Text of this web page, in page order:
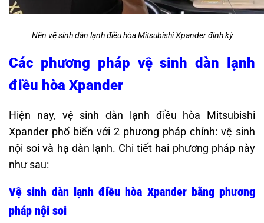
Nên vệ sinh dàn lạnh điều hòa Mitsubishi Xpander định kỳ
Các phương pháp vệ sinh dàn lạnh
điều hòa Xpander
Hiện nay, vệ sinh dàn lạnh điều hòa Mitsubishi
Xpander phổ biến với 2 phương pháp chính: vệ sinh
nội soi và hạ dàn lạnh. Chi tiết hai phương pháp này
như sau:
Vệ sinh dàn lạnh điều hòa Xpander bằng phương
pháp nội soi